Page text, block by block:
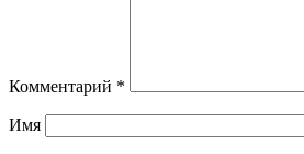
Комментарий *
Имя